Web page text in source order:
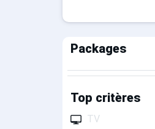
Packages
Top critères
TV